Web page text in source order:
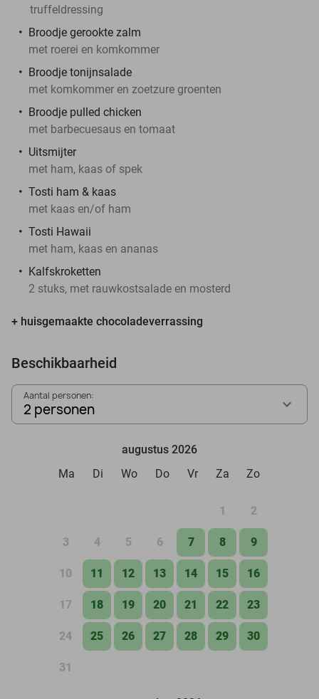
truffeldressing
Broodje gerookte zalm
met roerei en komkommer
Broodje tonijnsalade
met komkommer en zoetzure groenten
Broodje pulled chicken
met barbecuesaus en tomaat
Uitsmijter
met ham, kaas of spek
Tosti ham & kaas
met kaas en/of ham
Tosti Hawaii
met ham, kaas en ananas
Kalfskroketten
2 stuks, met rauwkostsalade en mosterd
+ huisgemaakte chocoladeverrassing
Beschikbaarheid
Aantal personen:
2 personen
augustus 2026
Ma
Di Wo Do Vr Za Zo
1 2
3 4 5 6 7 8 9
10 11 12 13 14 15 16
17 18 19 20 21 22 23
24 25 26 27 28 29 30
31